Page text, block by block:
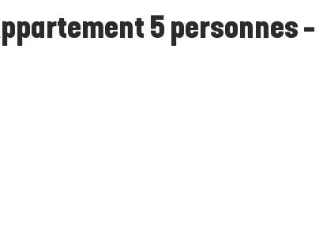
5 personnes -